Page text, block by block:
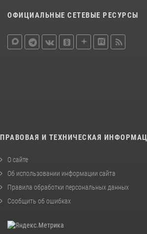
ОФИЦИАЛЬНЫЕ СЕТЕВЫЕ РЕСУРСЫ
ПРАВОВАЯ И ТЕХНИЧЕСКАЯ
О сайте
Об использовании информации сайта
Правила обработки персональных данных
Сообщить об ошибках